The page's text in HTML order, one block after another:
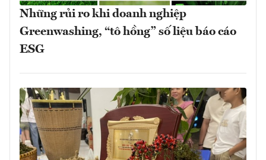
Những rủi ro khi doanh nghiệp
Greenwashing, “tô hồng” số liệu báo cáo
ESG